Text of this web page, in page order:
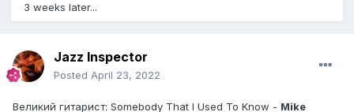
3 weeks later...
Jazz Inspector
Posted April 23, 2022
Великий гитарист: Somebody That I Used To Know - Mike